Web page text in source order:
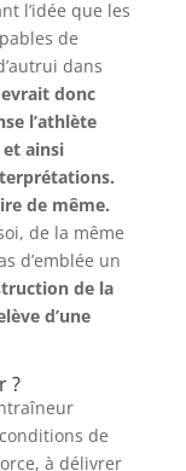
l’idée que les
de
dans
donc
l’athlète
ainsi
de même.
de la même
d’emblée un
de la
d’une
?
de
à délivrer